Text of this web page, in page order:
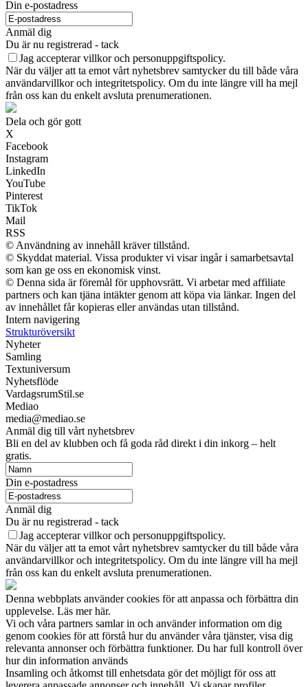
Din e-postadress
Anmäl dig
Du är nu registrerad - tack
Jag accepterar villkor och personuppgiftspolicy.
När du väljer att ta emot vårt nyhetsbrev samtycker du till både våra
användarvillkor och integritetspolicy. Om du inte längre vill ha mejl
från oss kan du enkelt avsluta prenumerationen.
Dela och gör gott
X
Facebook
Instagram
LinkedIn
YouTube
Pinterest
TikTok
Mail
RSS
© Användning av innehåll kräver tillstånd.
© Skyddat material. Vissa produkter vi visar ingår i samarbetsavtal
som kan ge oss en ekonomisk vinst.
© Denna sida är föremål för upphovsrätt. Vi arbetar med affiliate
partners och kan tjäna intäkter genom att köpa via länkar. Ingen del
av innehållet får kopieras eller användas utan tillstånd.
Intern navigering
Strukturöversikt
Nyheter
Samling
Textuniversum
Nyhetsflöde
VardagsrumStil.se
Mediao
media@mediao.se
Anmäl dig till vårt nyhetsbrev
Bli en del av klubben och få goda råd direkt i din inkorg – helt
gratis.
Din e-postadress
Anmäl dig
Du är nu registrerad - tack
Jag accepterar villkor och personuppgiftspolicy.
När du väljer att ta emot vårt nyhetsbrev samtycker du till både våra
användarvillkor och integritetspolicy. Om du inte längre vill ha mejl
från oss kan du enkelt avsluta prenumerationen.
Denna webbplats använder cookies för att anpassa och förbättra din
upplevelse. Läs mer här.
Vi och våra partners samlar in och använder information om dig
genom cookies för att förstå hur du använder våra tjänster, visa dig
relevanta annonser och förbättra funktioner. Du har full kontroll över
hur din information används
Insamling och åtkomst till enhetsdata gör det möjligt för oss att